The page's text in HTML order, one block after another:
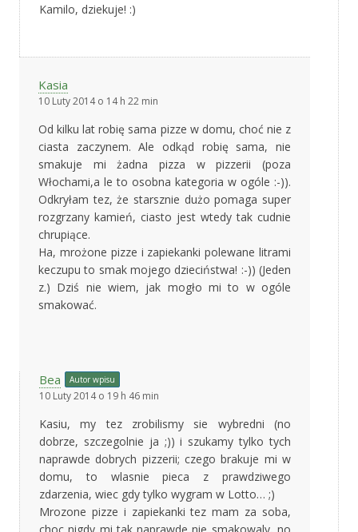
Kamilo, dziekuje! :)
Kasia
10 Luty 2014 o 14 h 22 min
Od kilku lat robię sama pizze w domu, choć nie z
ciasta zaczynem. Ale odkąd robię sama, nie
smakuje mi żadna pizza w pizzerii (poza
Włochami,a le to osobna kategoria w ogóle :-)).
Odkryłam tez, że starsznie dużo pomaga super
rozgrzany kamień, ciasto jest wtedy tak cudnie
chrupiące.
Ha, mrożone pizze i zapiekanki polewane litrami
keczupu to smak mojego dzieciństwa! :-)) (Jeden
z.) Dziś nie wiem, jak mogło mi to w ogóle
smakować.
Bea Autor wpisu
10 Luty 2014 o 19 h 46 min
Kasiu, my tez zrobilismy sie wybredni (no
dobrze, szczegolnie ja ;)) i szukamy tylko tych
naprawde dobrych pizzerii; czego brakuje mi w
domu, to wlasnie pieca z prawdziwego
zdarzenia, wiec gdy tylko wygram w Lotto… ;)
Mrozone pizze i zapiekanki tez mam za soba,
choc nigdy mi tak naprawde nie smakowaly, no